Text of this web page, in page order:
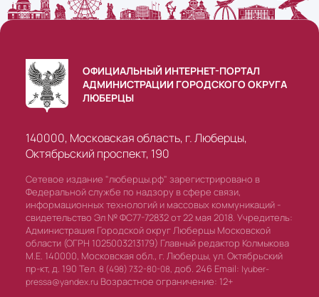
ОФИЦИАЛЬНЫЙ ИНТЕРНЕТ-ПОРТАЛ
АДМИНИСТРАЦИИ ГОРОДСКОГО ОКРУГА
ЛЮБЕРЦЫ
140000, Московская область, г. Люберцы,
Октябрьский проспект, 190
Сетевое издание "люберцы.рф" зарегистрировано в
Федеральной службе по надзору в сфере связи,
информационных технологий и массовых коммуникаций -
свидетельство Эл № ФС77-72832 от 22 мая 2018. Учредитель:
Администрация Городской округ Люберцы Московской
области (ОГРН 1025003213179) Главный редактор Колмыкова
М.Е. 140000, Московская обл., г. Люберцы, ул. Октябрьский
пр-кт, д. 190 Тел. 8 (498) 732-80-08, доб. 246 Email: lyuber-
pressa@yandex.ru Возрастное ограничение: 12+